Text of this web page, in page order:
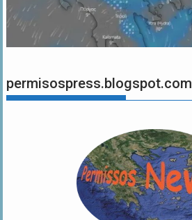
permisospress.blogspot.com